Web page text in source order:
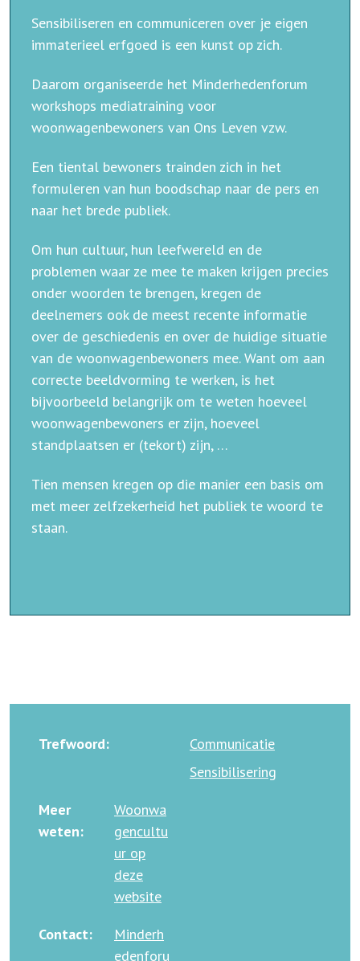
Sensibiliseren en communiceren over je eigen
immaterieel erfgoed is een kunst op zich.
Daarom organiseerde het Minderhedenforum
workshops mediatraining voor
woonwagenbewoners van Ons Leven vzw.
Een tiental bewoners trainden zich in het
formuleren van hun boodschap naar de pers en
naar het brede publiek.
Om hun cultuur, hun leefwereld en de
problemen waar ze mee te maken krijgen precies
onder woorden te brengen, kregen de
deelnemers ook de meest recente informatie
over de geschiedenis en over de huidige situatie
van de woonwagenbewoners mee. Want om aan
correcte beeldvorming te werken, is het
bijvoorbeeld belangrijk om te weten hoeveel
woonwagenbewoners er zijn, hoeveel
standplaatsen er (tekort) zijn, …
Tien mensen kregen op die manier een basis om
met meer zelfzekerheid het publiek te woord te
staan.
Trefwoord:
Communicatie
Sensibilisering
Meer
weten:
Woonwa
gencultu
ur op
deze
website
Contact:
Minderh
edenforu